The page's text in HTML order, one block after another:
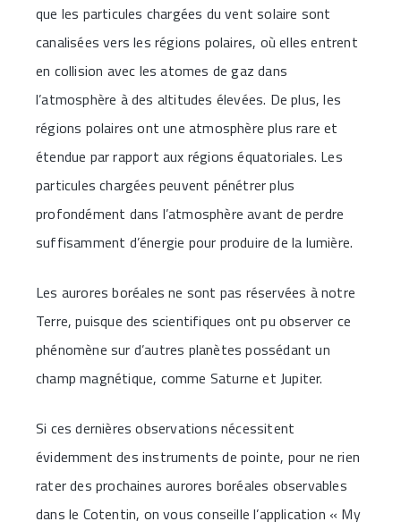
que les particules chargées du vent solaire sont
canalisées vers les régions polaires, où elles entrent
en collision avec les atomes de gaz dans
l’atmosphère à des altitudes élevées. De plus, les
régions polaires ont une atmosphère plus rare et
étendue par rapport aux régions équatoriales. Les
particules chargées peuvent pénétrer plus
profondément dans l’atmosphère avant de perdre
suffisamment d’énergie pour produire de la lumière.
Les aurores boréales ne sont pas réservées à notre
Terre, puisque des scientifiques ont pu observer ce
phénomène sur d’autres planètes possédant un
champ magnétique, comme Saturne et Jupiter.
Si ces dernières observations nécessitent
évidemment des instruments de pointe, pour ne rien
rater des prochaines aurores boréales observables
dans le Cotentin, on vous conseille l’application « My